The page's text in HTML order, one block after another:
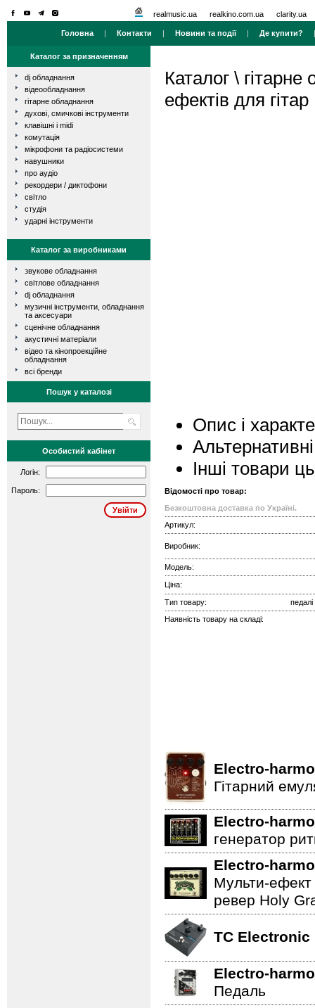
realmusic.ua realkino.com.ua clarity.ua
Головна | Контакти | Новини та події| Де купити?
Каталог за призначенням
dj обладнання
відеообладнання
гітарне обладнання
духові, смичкові інструменти
клавішні і midi
комутація
мікрофони та радіосистеми
навушники
про аудіо
рекордери / диктофони
світло
студія
ударні інструменти
Каталог за виробниками
звукове обладнання
світлове обладнання
dj обладнання
музичні інструменти, обладнання
та аксесуари
сценічне обладнання
акустичні матеріали
відео та кінопроекційне
обладнання
всі бренди
Пошук у каталозі
Особистий кабінет
Логін:
Пароль:
Каталог \ гітарне
ефектів для гітар
Опис і
Інші товари
Відомості про товар:
Безкоштовна доставка по Україні.
Артикул:
Виробник:
Модель:
Ціна:
Тип товару:
педалі
Наявність товару на складі:
Electro-
Гітарний
Electro-
генератор
Electro-
Мульти-ефект
ревер Holy
TC Electronic
Electro-
Педаль